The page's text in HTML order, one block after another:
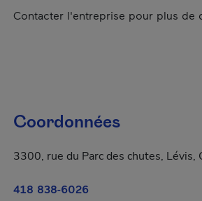
Contacter l'entreprise pour plus de
Coordonnées
3300, rue du Parc des chutes, Lévis,
418 838-6026